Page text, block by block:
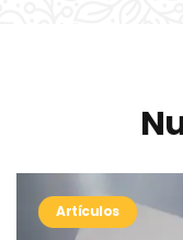
Artículos